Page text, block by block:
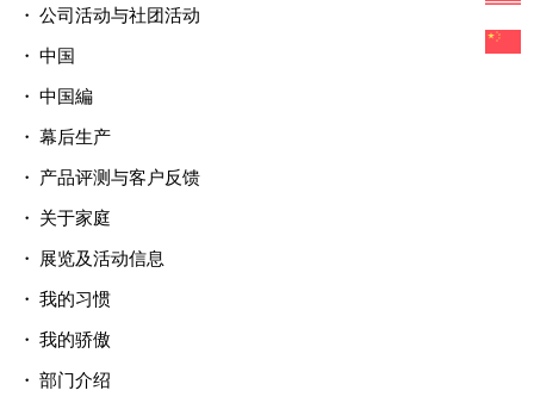
公司活动与社团活动
中国
中国編
幕后生产
产品评测与客户反馈
关于家庭
展览及活动信息
我的习惯
我的骄傲
部门介绍